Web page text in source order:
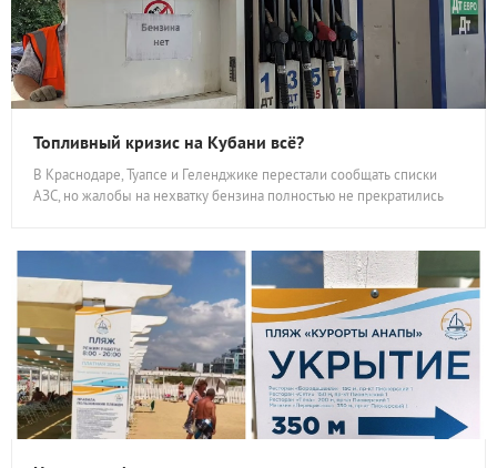
Топливный кризис на Кубани всё?
В Краснодаре, Туапсе и Геленджике перестали сообщать списки
АЗС, но жалобы на нехватку бензина полностью не прекратились